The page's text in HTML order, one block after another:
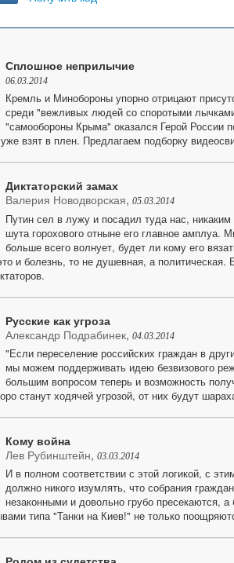
Сплошное неприлычие
06.03.2014
Кремль и Минобороны упорно отрицают
среди "вежливых людей со споротыми
"самообороны Крыма" оказался Герой России
взят в плен. Предлагаем подборку
Диктаторский замах
Валерия Новодворская, 05.03.2014
Путин сел в лужу и посадил туда нас,
шута горохового отныне его главное амплуа.
больше всего волнует, будет ли кому его
и болезнь, то не душевная, а политическая.
Русские как угроза
Александр Подрабинек, 04.03.2014
"Если переселение российских граждан в
мы можем поддерживать идею безвизового
большим вопросом теперь и возможность
станут ходячей угрозой, от них будут
Кому война
Лев Рубинштейн, 03.03.2014
И в полном соответствии с этой логикой, с
должно никого изумлять, что собрания
незаконными и довольно грубо пресекаются,
типа "Танки на Киев!" не только